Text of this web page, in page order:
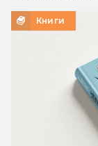
Книги